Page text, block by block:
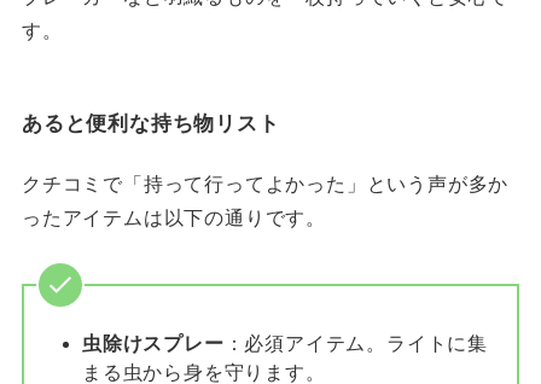
す。
あると便利な持ち物リスト
クチコミで「持って行ってよかった」という声が多か
ったアイテムは以下の通りです。
虫除けスプレー ：必須アイテム。ライトに集
まる虫から身を守ります。